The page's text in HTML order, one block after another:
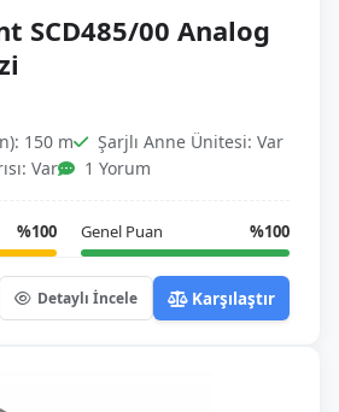
SCD485/00 Analog
150 m
Şarjlı Anne Ünitesi: Var
Var
1 Yorum
%100 Genel Puan %100
Detaylı İncele Karşılaştır